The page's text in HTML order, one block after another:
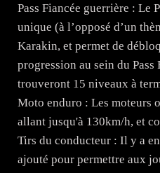
Pass Fiancée guerrière : Le
unique (à l’opposé d’un
Karakin, et permet de
progression au sein du
trouveront 15 niveaux à
Moto enduro : Les moteurs
allant jusqu'à 130km/h, et
Tirs du conducteur : Il y a
ajouté pour permettre aux